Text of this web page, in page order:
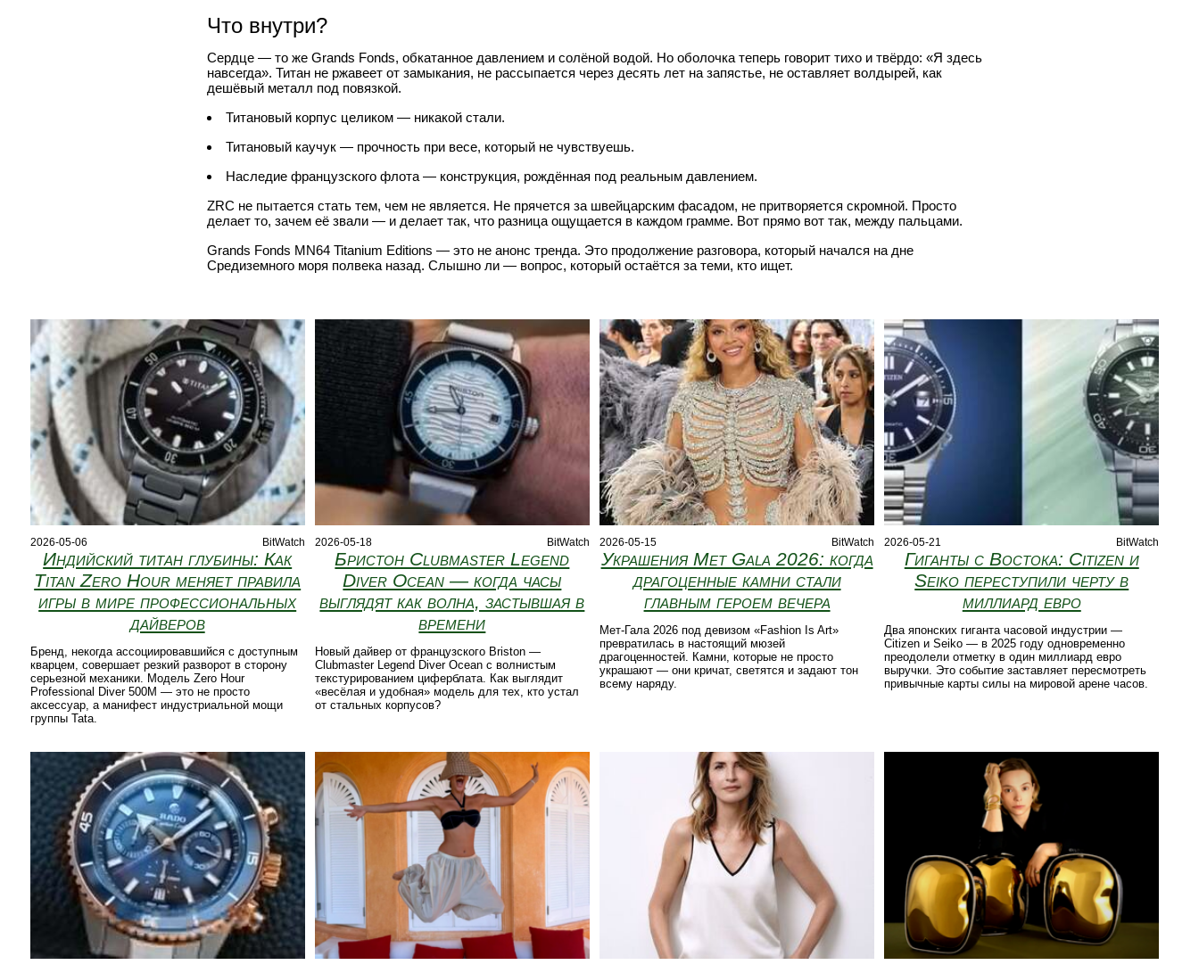
Что внутри?
Сердце — то же Grands Fonds, обкатанное давлением и солёной водой. Но оболочка теперь говорит тихо и твёрдо: «Я здесь
навсегда». Титан не ржавеет от замыкания, не рассыпается через десять лет на запястье, не оставляет волдырей, как
дешёвый металл под повязкой.
Титановый корпус целиком — никакой стали.
Титановый каучук — прочность при весе, который не чувствуешь.
Наследие французского флота — конструкция, рождённая под реальным давлением.
ZRC не пытается стать тем, чем не является. Не прячется за швейцарским фасадом, не притворяется скромной. Просто
делает то, зачем её звали — и делает так, что разница ощущается в каждом грамме. Вот прямо вот так, между пальцами.
Grands Fonds MN64 Titanium Editions — это не анонс тренда. Это продолжение разговора, который начался на дне
Средиземного моря полвека назад. Слышно ли — вопрос, который остаётся за теми, кто ищет.
2026-05-06 BitWatch
Индийский титан глубины: Как
Titan Zero Hour меняет правила
игры в мире профессиональных
дайверов
Бренд, некогда ассоциировавшийся с доступным
кварцем, совершает резкий разворот в сторону
серьезной механики. Модель Zero Hour
Professional Diver 500M — это не просто
аксессуар, а манифест индустриальной мощи
группы Tata.
2026-05-18 BitWatch
Бристон Clubmaster Legend
Diver Ocean — когда часы
выглядят как волна, застывшая в
времени
Новый дайвер от французского Briston —
Clubmaster Legend Diver Ocean с волнистым
текстурированием циферблата. Как выглядит
«весёлая и удобная» модель для тех, кто устал
от стальных корпусов?
2026-05-15 BitWatch
Украшения Met Gala 2026: когда
драгоценные камни стали
главным героем вечера
Мет-Гала 2026 под девизом «Fashion Is Art»
превратилась в настоящий мюзей
драгоценностей. Камни, которые не просто
украшают — они кричат, светятся и задают тон
всему наряду.
2026-05-21 BitWatch
Гиганты с Востока: Citizen и
Seiko переступили черту в
миллиард евро
Два японских гиганта часовой индустрии —
Citizen и Seiko — в 2025 году одновременно
преодолели отметку в один миллиард евро
выручки. Это событие заставляет пересмотреть
привычные карты силы на мировой арене часов.